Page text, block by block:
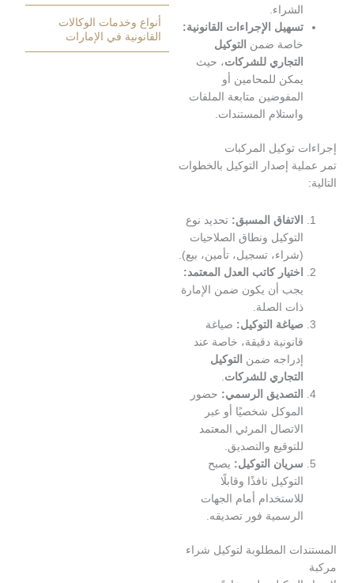
الإجراءات القانونية:
ضمنالتوكيل
للشركات، حيث
للمحامين أو
متابعة الملفات
المستندات.
توكيل المركبات
إصدار التوكيل بالخطوات
المسبق:تحديد نوع
ونطاق الصلاحيات
تسجيل، تأمين، بيع).
كاتب العدل المعتمد:
أن يكون ضمن الإمارة
التوكيل:صياغة
دقيقة، خاصة عند
ضمنالتوكيل
للشركات.
الرسمي:حضور
شخصيًا أو عبر
المرئي المعتمد
والتصديق.
التوكيل:يصبح
نافذًا وقابلًا
أمام الجهات
فور تصديقه.
المطلوبة لتوكيل شراء
أنواع وخدمات الوكالات
القانونية في الإمارات